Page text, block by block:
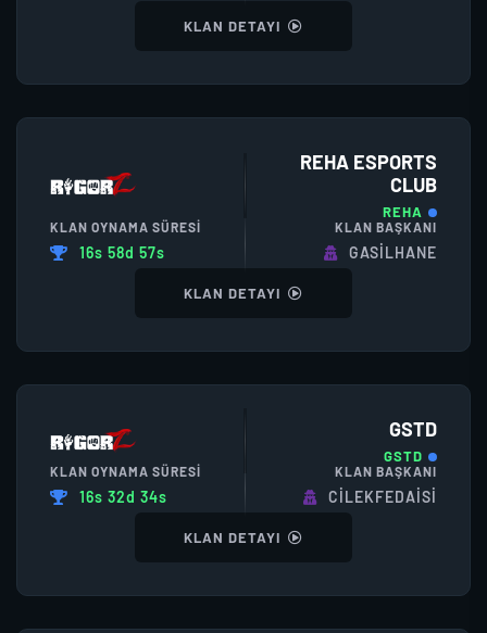
KLAN DETAYI
REHA ESPORTS
CLUB
REHA
KLAN OYNAMA SÜRESI
16s 58d 57s
KLAN BAŞKANI
GASILHANE
KLAN DETAYI
GSTD
GSTD
KLAN OYNAMA SÜRESI
16s 32d 34s
KLAN BAŞKANI
CILEKFEDAISI
KLAN DETAYI